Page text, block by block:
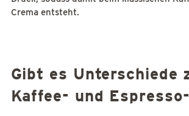
Crema entsteht.
Gibt es Unterschiede
Kaffee- und